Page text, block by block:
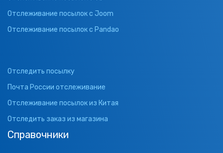
Отслеживание посылок с Joom
Отслеживание посылок с Pandao
Отследить посылку
Почта России отслеживание
Отслеживание посылок из Китая
Отследить заказ из магазина
Справочники